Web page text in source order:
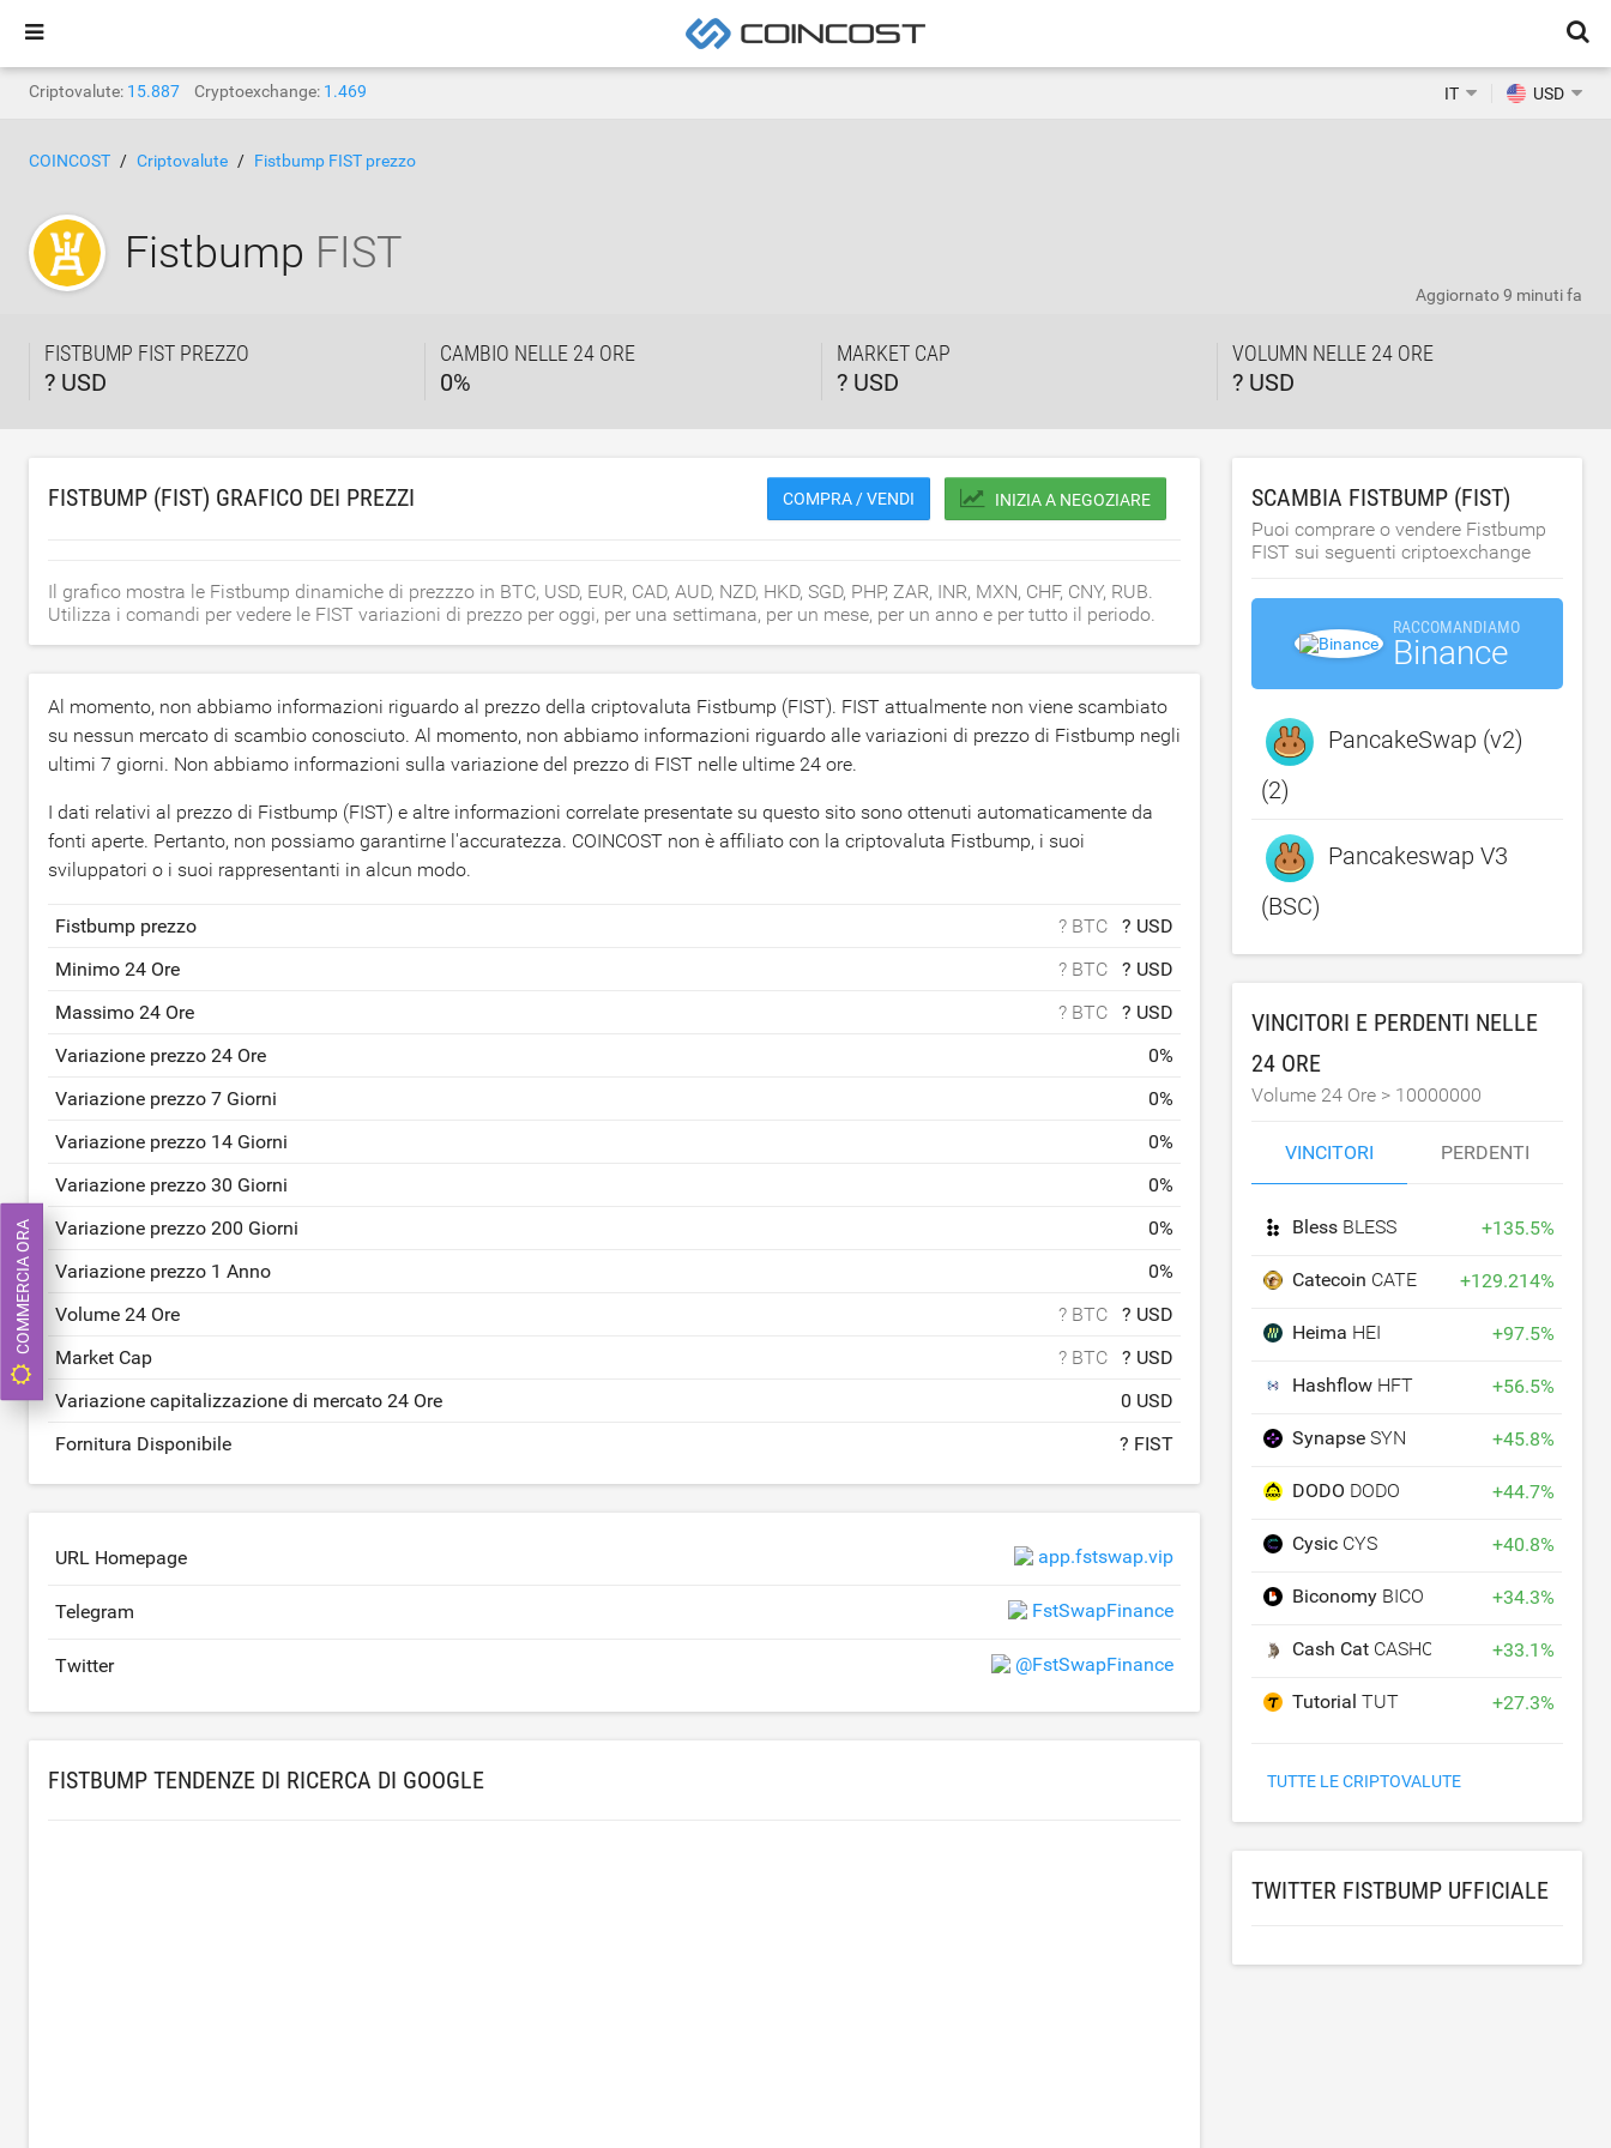
Criptovalute: 15.887 Cryptoexchange: 1.469 IT USD
COINCOST Criptovalute Fistbump FIST prezzo
Fistbump FIST
FISTBUMP FIST PREZZO
? USD
CAMBIO NELLE 24 ORE
0%
MARKET CAP
? USD
VOLUMN NELLE 24 ORE
? USD
Aggiornato9 minuti fa
FISTBUMP (FIST) GRAFICO DEI PREZZI COMPRA / VENDI INIZIA A NEGOZIARE
Il grafico mostra le Fistbump dinamiche di prezzzo in BTC, USD, EUR, CAD, AUD, NZD, HKD, SGD, PHP, ZAR, INR, MXN, CHF, CNY, RUB.
Utilizza i comandi per vedere le FIST variazioni di prezzo per oggi, per una settimana, per un mese, per un anno e per tutto il periodo.
Al momento, non abbiamo informazioni riguardo al prezzo della criptovaluta Fistbump (FIST). FIST attualmente non viene scambiato
su nessun mercato di scambio conosciuto. Al momento, non abbiamo informazioni riguardo alle variazioni di prezzo di Fistbump negli
ultimi 7 giorni. Non abbiamo informazioni sulla variazione del prezzo di FIST nelle ultime 24 ore.
I dati relativi al prezzo di Fistbump (FIST) e altre informazioni correlate presentate su questo sito sono ottenuti automaticamente da
fonti aperte. Pertanto, non possiamo garantirne l'accuratezza. COINCOST non è affiliato con la criptovaluta Fistbump, i suoi
sviluppatori o i suoi rappresentanti in alcun modo.
Fistbump prezzo ? BTC
? USD
Minimo 24 Ore
? BTC
? USD
Massimo 24 Ore
? BTC
? USD
Variazione prezzo 24 Ore
0%
Variazione prezzo 7 Giorni
0%
Variazione prezzo 14 Giorni
0%
Variazione prezzo 30 Giorni
0%
Variazione prezzo 200 Giorni
0%
Variazione prezzo 1 Anno
0%
Volume 24 Ore
? BTC
? USD
Market Cap
? BTC
? USD
Variazione capitalizzazione di mercato 24 Ore
0 USD
Fornitura Disponibile
? FIST
URL Homepage app.fstswap.vip
Telegram FstSwapFinance
Twitter @FstSwapFinance
FISTBUMP TENDENZE DI RICERCA DI GOOGLE
SCAMBIA FISTBUMP (FIST)
Puoi comprare o vendere Fistbump
FIST sui seguenti criptoexchange
RACCOMANDIAMO
Binance
PancakeSwap (v2)
(2)
Pancakeswap V3
(BSC)
VINCITORI E PERDENTI NELLE
24 ORE
Volume 24 Ore > 10000000
VINCITORI PERDENTI
Bless BLESS +135.5%
Catecoin CATE +129.214%
Heima HEI +97.5%
Hashflow HFT +56.5%
SynapseSYN +45.8%
DODO DODO +44.7%
Cysic CYS +40.8%
Biconomy BICO +34.3%
Cash Cat CASHCAT +33.1%
TutorialTUT +27.3%
TUTTE LE CRIPTOVALUTE
TWITTER FISTBUMP UFFICIALE
COMMERCIA ORA